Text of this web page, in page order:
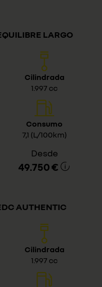
LARGO
Cilindrada
1.997 cc
Consumo
7,1 (L/100km)
Desde
49.750 €
AUTHENTIC
Cilindrada
1.997 cc